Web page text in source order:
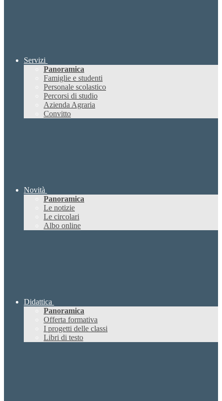
Servizi
Panoramica
Famiglie e studenti
Personale scolastico
Percorsi di studio
Azienda Agraria
Convitto
Novità
Panoramica
Le notizie
Le circolari
Albo online
Didattica
Panoramica
Offerta formativa
I progetti delle classi
Libri di testo